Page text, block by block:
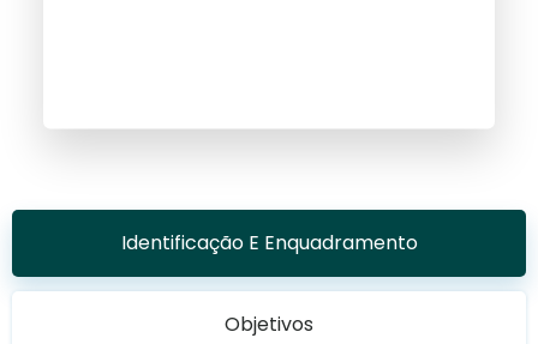
Identificação E Enquadramento
Objetivos